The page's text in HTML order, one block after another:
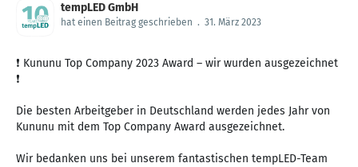
tempLED GmbH
hat einen Beitrag geschrieben . 31. März 2023
❗ Kununu Top Company 2023 Award – wir wurden ausgezeichnet
❗
Die besten Arbeitgeber in Deutschland werden jedes Jahr von
Kununu mit dem Top Company Award ausgezeichnet.
Wir bedanken uns bei unserem fantastischen tempLED-Team